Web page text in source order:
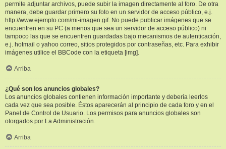
permite adjuntar archivos, puede subir la imagen directamente al foro. De otra
manera, debe guardar primero su foto en un servidor de acceso público, e.j.
http://www.ejemplo.com/mi-imagen.gif. No puede publicar imágenes que se
encuentren en su PC (a menos que sea un servidor de acceso público) ni
tampoco las que se encuentren guardadas bajo mecanismos de autenticación,
e.j. hotmail o yahoo correo, sitios protegidos por contraseñas, etc. Para exhibir
imágenes utilice el BBCode con la etiqueta [img].
Arriba
¿Qué son los anuncios globales?
Los anuncios globales contienen información importante y debería leerlos
cada vez que sea posible. Éstos aparecerán al principio de cada foro y en el
Panel de Control de Usuario. Los permisos para anuncios globales son
otorgados por La Administración.
Arriba